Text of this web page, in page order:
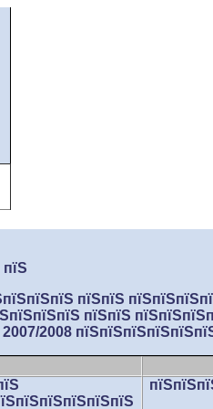
пїЅ
пїЅпїЅ
пїЅпїЅ
2008